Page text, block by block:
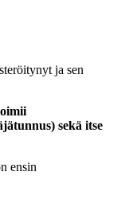
ja sen
sekä itse
ensin